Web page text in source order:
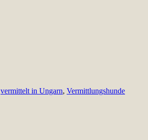
vermittelt in Ungarn, Vermittlungshunde